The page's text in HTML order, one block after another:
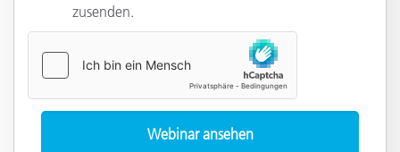
zusenden.